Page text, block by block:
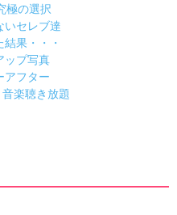
極の選択
いセレブ達
果・・・
ップ写真
アフター
楽聴き放題